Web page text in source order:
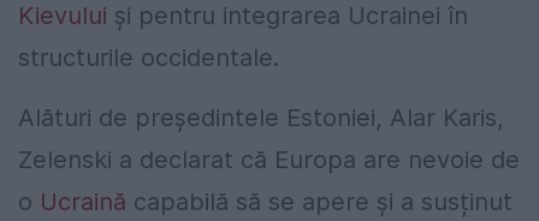
Kievului și pentru integrarea Ucrainei în
structurile occidentale.
Alături de președintele Estoniei, Alar Karis,
Zelenski a declarat că Europa are nevoie de
o Ucraină capabilă să se apere și a susținut